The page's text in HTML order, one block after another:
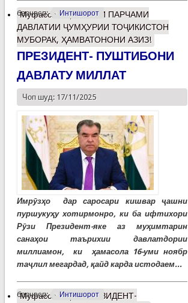
барчасп: Интишорот
Муфассалтаро РӮЗИ ПАРЧАМИ
ДАВЛАТИИ ҶУМҲУРИИ ТОҶИКИСТОН
МУБОРАК, ҲАМВАТОНОНИ АЗИЗ!
ПРЕЗИДЕНТ- ПУШТИБОНИ
ДАВЛАТУ МИЛЛАТ
Чоп шуд: 17/11/2025
Имрӯзҳо дар саросари кишвар ҷашни
пуршукуҳу хотирмонро, ки ба ифтихори
Рӯзи Президент-яке аз муҳимтарин
санаҳои таърихии давлатдории
миллиамон, ки ҳамасола 16-уми ноябр
таҷлил мегардад, қайд карда истодаем...
барчасп: Интишорот
Муфассалтаро ПРЕЗИДЕНТ-